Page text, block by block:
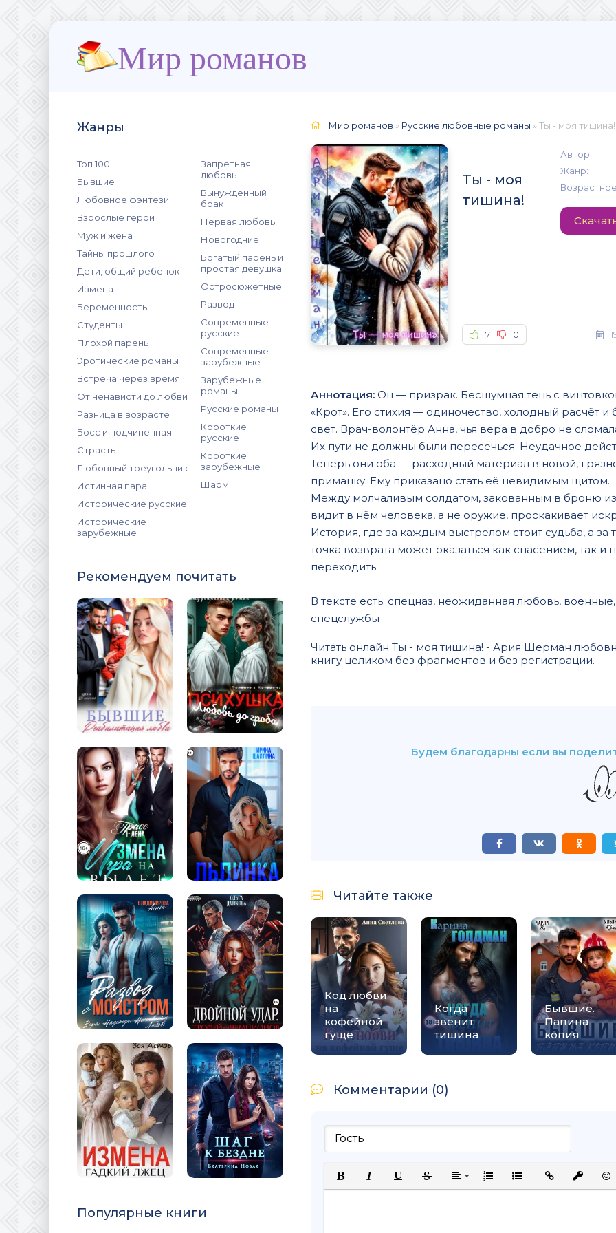
Мир романов
Жанры
Топ 100
Бывшие
Любовное фэнтези
Взрослые герои
Муж и жена
Тайны прошлого
Дети, общий ребенок
Измена
Беременность
Студенты
Плохой парень
Эротические романы
Встреча через время
От ненависти до любви
Разница в возрасте
Босс и подчиненная
Страсть
Любовный треугольник
Истинная пара
Исторические русские
Исторические
зарубежные
Запретная
любовь
Вынужденный
брак
Первая любовь
Новогодние
Богатый парень и
простая девушка
Остросюжетные
Развод
Современные
русские
Современные
зарубежные
Зарубежные
романы
Русские романы
Короткие
русские
Короткие
зарубежные
Шарм
Рекомендуем почитать
Популярные книги
Мир романов » Русские любовные романы » Ты - моя тишина!
Ты - моя
тишина!
Автор:
Жанр:
7 0
Аннотация: Он — призрак. Бесшумная тень с
«Крот». Его стихия — одиночество, холодный расчёт
свет. Врач-волонтёр Анна, чья вера в добро не
Их пути не должны были пересечься. Неудачное
Теперь они оба — расходный материал в новой,
приманку. Ему приказано стать её невидимым щитом.
Между молчаливым солдатом, закованным в броню
видит в нём человека, а не оружие, проскакивает
История, где за каждым выстрелом стоит судьба, а
точка возврата может оказаться как спасением, так
переходить.
В тексте есть: спецназ, неожиданная любовь,
спецслужбы
Читать онлайн Ты - моя тишина! - Ария Шерман
книгу целиком без фрагментов и без регистрации.
Будем благодарны если вы
Читайте также
Код любви
на
кофейной
гуще
Когда
звенит
тишина
Бывшие.
Папина
копия
Комментарии (0)
Полужирный
КурсивПодчеркнутый
ЗачеркнутыйВыравнивание
Нумерованный список
Маркированный
Вставить